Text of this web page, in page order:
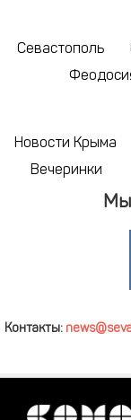
Севастополь
Новости Крыма
Вечеринки
Мы
Контакты: